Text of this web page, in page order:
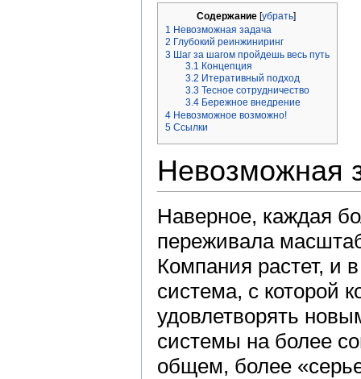
Содержание [убрать]
1 Невозможная задача
2 Глубокий реинжиниринг
3 Шаг за шагом пройдешь весь путь
3.1 Концепция
3.2 Итеративный подход
3.3 Тесное сотрудничество
3.4 Бережное внедрение
4 Невозможное возможно!
5 Ссылки
Невозможная
Наверное, каждая
переживала
Компания растет, и
система, с которой
удовлетворять
системы на более
общем, более